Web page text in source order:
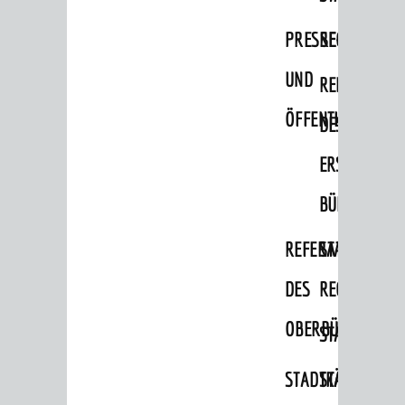
PRESSE-
UND REFERAT
DES
ERSTEN
REFERAT
DES
STABSSTELLE
RECHT
STADTKÄMMEREI
Vermiete doch an deine Stadt